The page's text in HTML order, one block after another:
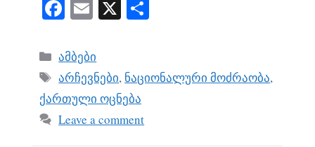
Fa
bo
ok
E
ail
X
Categories
ამბები
Tags
არჩევნები, ნაციონალური მოძრაობა,
ქართული ოცნება
Leave a comment